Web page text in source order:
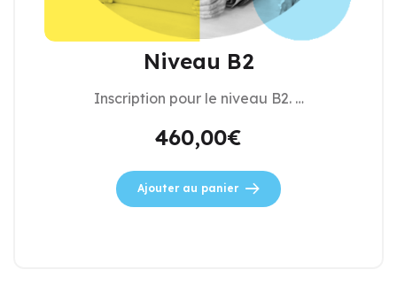
Niveau B2
Inscription pour le niveau B2. …
460,00€
Ajouter au panier